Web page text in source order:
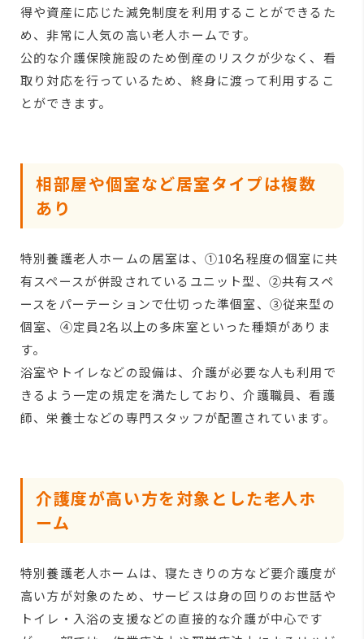
得や資産に応じた減免制度を利用することができるた
め、非常に人気の高い老人ホームです。
公的な介護保険施設のため倒産のリスクが少なく、看
取り対応を行っているため、終身に渡って利用するこ
とができます。
相部屋や個室など居室タイプは複数
あり
特別養護老人ホームの居室は、①10名程度の個室に共
有スペースが併設されているユニット型、②共有スペ
ースをパーテーションで仕切った準個室、③従来型の
個室、④定員2名以上の多床室といった種類がありま
す。
浴室やトイレなどの設備は、介護が必要な人も利用で
きるよう一定の規定を満たしており、介護職員、看護
師、栄養士などの専門スタッフが配置されています。
介護度が高い方を対象とした老人ホ
ーム
特別養護老人ホームは、寝たきりの方など要介護度が
高い方が対象のため、サービスは身の回りのお世話や
トイレ・入浴の支援などの直接的な介護が中心です